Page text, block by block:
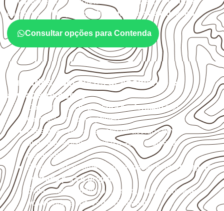
conformeaplicação, medida, quantidade e destino.
Consultar opções para Contenda
Cuidados com corte, acabamento e
armazenamento
Confirme se aespessura e o formatosão
compatíveis com o projeto.
Organize o plano de corte de acordo com as
dimensões disponíveis e o aproveitamento
necessário.
Proteja cortes, furos e extremidades com aselagem
indicada para o projeto
Evite contato direto com o solo, chuva, umidade
acumulada e apoios desnivelados.